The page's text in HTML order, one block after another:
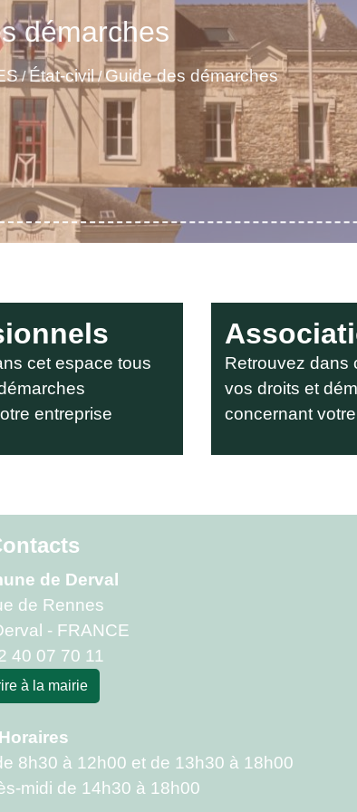
démarches
/État-civil/Guide des démarches
cet espace tous
entreprise
Retrouvez dans
vos droits et
concernant
de Derval
de Rennes
- FRANCE
40 07 70 11
à la mairie
Horaires
8h30 à 12h00 et de 13h30 à 18h00
midi de 14h30 à 18h00